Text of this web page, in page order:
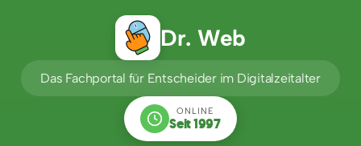
Dr. Web
Das Fachportal für Entscheider im Digitalzeitalter
ONLINE
Seit 1997